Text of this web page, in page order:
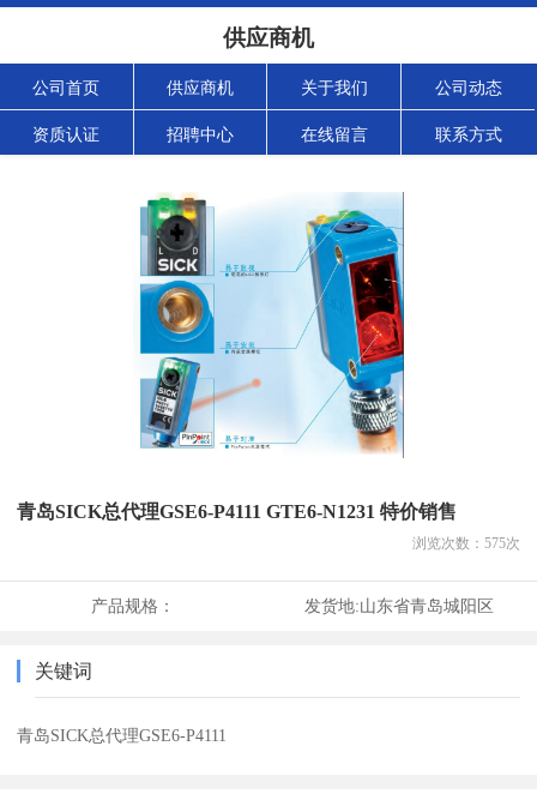
供应商机
公司首页 供应商机 关于我们 公司动态
资质认证 招聘中心 在线留言 联系方式
青岛SICK总代理GSE6-P4111 GTE6-N1231 特价销售
浏览次数： 575次
产品规格： 发货地:山东省青岛城阳区
关键词
青岛SICK总代理GSE6-P4111